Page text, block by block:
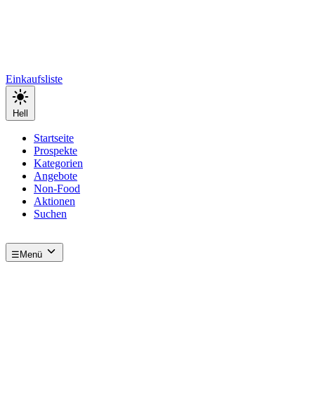
Einkaufsliste
Hell
Startseite
Prospekte
Kategorien
Angebote
Non-Food
Aktionen
Suchen
☰ Menü